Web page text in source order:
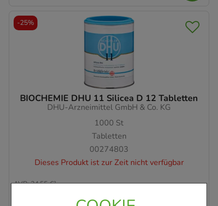
BIOCHEMIE DHU 11 Silicea D 12 Tabletten
DHU-Arzneimittel GmbH & Co. KG
1000 St
Tabletten
00274803
Dieses Produkt ist zur Zeit nicht verfügbar
AVP:34,55 €²
-25%